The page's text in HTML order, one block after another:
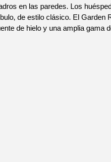
en las paredes. Los
de estilo clásico. El Garden
de hielo y una amplia gama